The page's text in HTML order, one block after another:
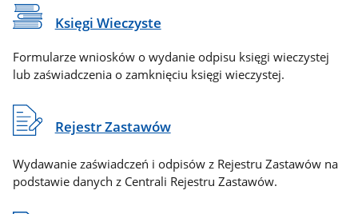
Księgi Wieczyste
Formularze wniosków o wydanie odpisu księgi wieczystej
lub zaświadczenia o zamknięciu księgi wieczystej.
Rejestr Zastawów
Wydawanie zaświadczeń i odpisów z Rejestru Zastawów na
podstawie danych z Centrali Rejestru Zastawów.